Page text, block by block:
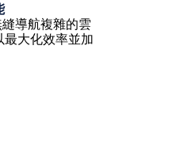
導航複雜的雲
大化效率並加